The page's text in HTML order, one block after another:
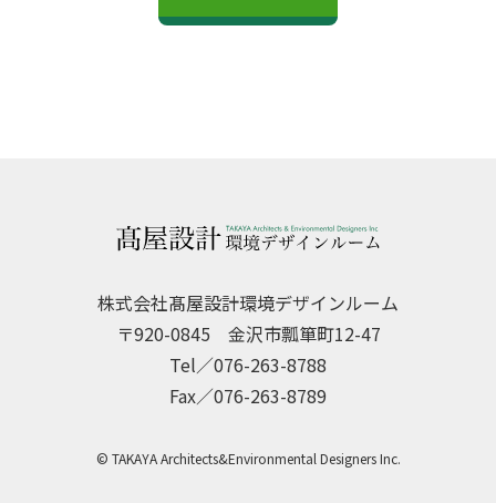
株式会社髙屋設計環境デザインルーム
〒920-0845 金沢市瓢箪町12-47
Tel／076-263-8788
Fax／076-263-8789
© TAKAYA Architects&Environmental Designers Inc.